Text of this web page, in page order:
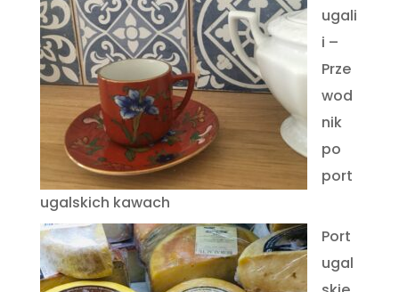
ugali
i –
Prze
wod
nik
po
port
ugalskich kawach
Port
ugal